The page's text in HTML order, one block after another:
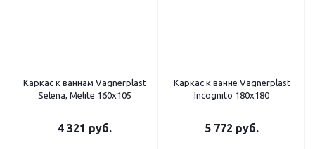
Каркас к ваннам Vagnerplast
Selena, Melite 160x105
4 321 руб.
Каркас к ванне Vagnerplast
Incognito 180x180
5 772 руб.